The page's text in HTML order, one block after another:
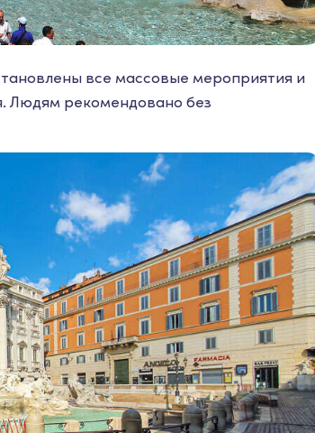
все массовые мероприятия и
Людям рекомендовано без